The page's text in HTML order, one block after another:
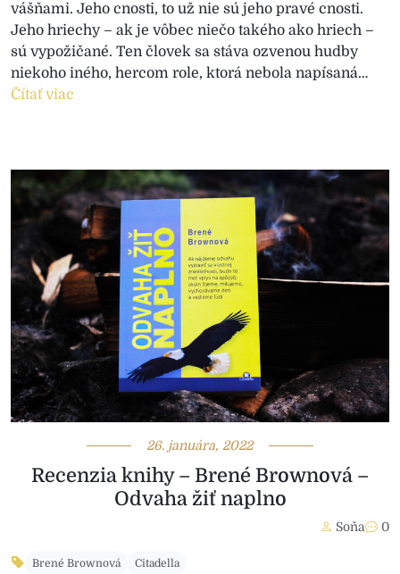
vášňami. Jeho cnosti, to už nie sú jeho pravé cnosti.
Jeho hriechy – ak je vôbec niečo takého ako hriech –
sú vypožičané. Ten človek sa stáva ozvenou hudby
niekoho iného, hercom role, ktorá nebola napísaná…
Čítať viac
26. januára, 2022
Recenzia knihy – Brené Brownová –
Odvaha žiť naplno
Soňa 0
Brené Brownová Citadella